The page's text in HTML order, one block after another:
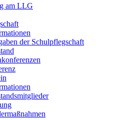
am LLG
der Schulpflegschaft